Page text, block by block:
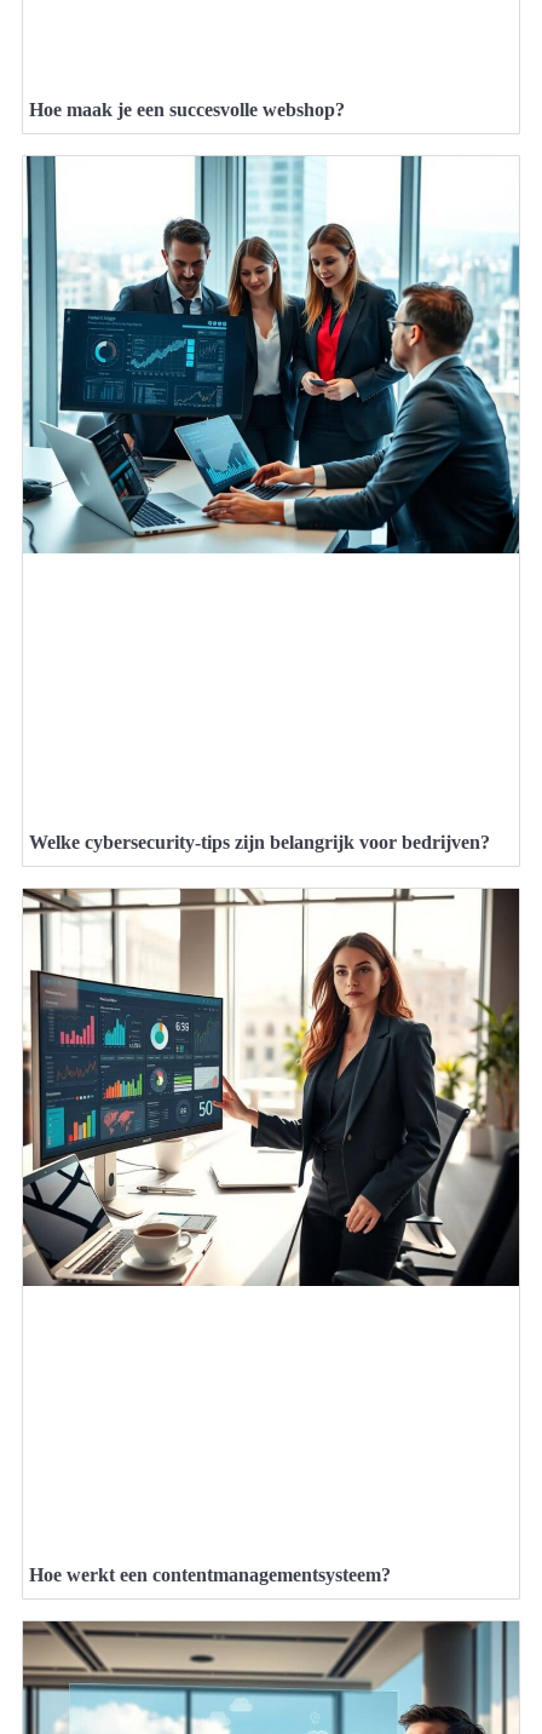
Hoe maak je een succesvolle webshop?
Welke cybersecurity-tips zijn belangrijk voor bedrijven?
Hoe werkt een contentmanagementsysteem?